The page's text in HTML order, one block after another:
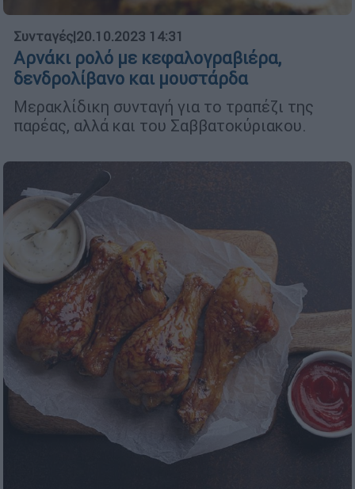
Συνταγές|20.10.2023 14:31
Αρνάκι ρολό με κεφαλογραβιέρα,
δενδρολίβανο και μουστάρδα
Μερακλίδικη συνταγή για το τραπέζι της
παρέας, αλλά και του Σαββατοκύριακου.